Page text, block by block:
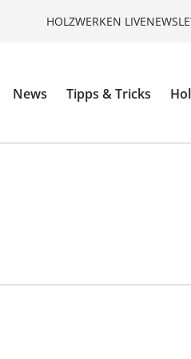
HOLZWERKEN LIVE
News Tipps & Tricks